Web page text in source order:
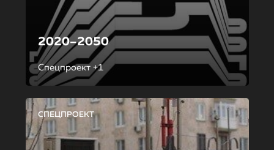
2020–2050
Спецпроект +1
СПЕЦПРОЕКТ